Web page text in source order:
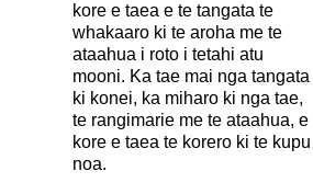
kore e taea e te tangata te
whakaaro ki te aroha me te
ataahua i roto i tetahi atu
mooni. Ka tae mai nga tangata
ki konei, ka miharo ki nga tae,
te rangimarie me te ataahua, e
kore e taea te korero ki te kupu
noa.